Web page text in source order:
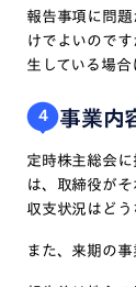
報告事項に問
けでよいので
生している場合
4 事業内
定時株主総会
は、取締役が
収支状況はどう
また、来期の事